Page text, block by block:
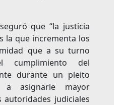
que “la justicia
la que incrementa los
que a su turno
cumplimiento del
durante un pleito
a asignarle mayor
autoridades judiciales